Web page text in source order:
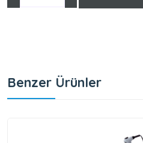
Benzer Ürünler